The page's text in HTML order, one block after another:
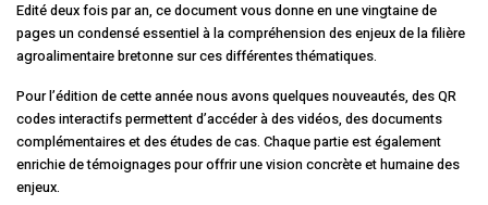
Edité deux fois par an, ce document vous donne en une vingtaine de
pages un condensé essentiel à la compréhension des enjeux de la filière
agroalimentaire bretonne sur ces différentes thématiques.
Pour l’édition de cette année nous avons quelques nouveautés, des QR
codes interactifs permettent d’accéder à des vidéos, des documents
complémentaires et des études de cas. Chaque partie est également
enrichie de témoignages pour offrir une vision concrète et humaine des
enjeux.